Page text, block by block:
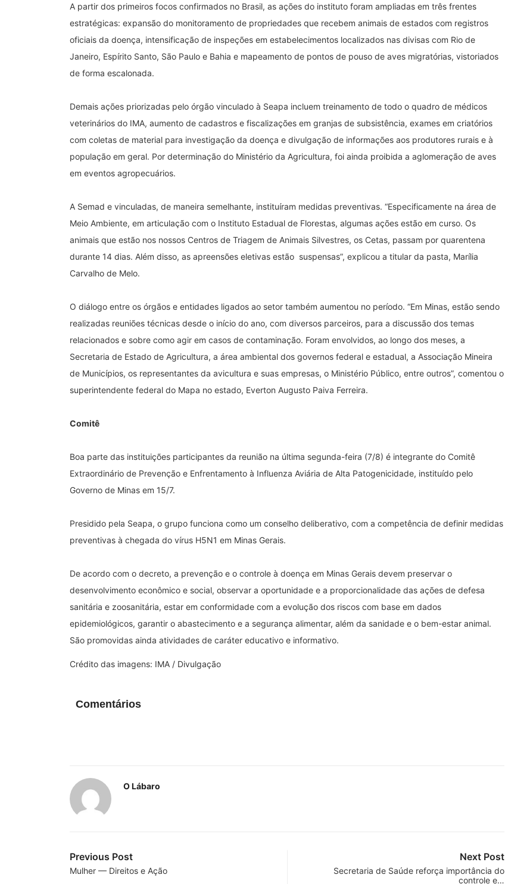
A partir dos primeiros focos confirmados no Brasil, as ações do instituto foram ampliadas em três frentes
estratégicas: expansão do monitoramento de propriedades que recebem animais de estados com registros
oficiais da doença, intensificação de inspeções em estabelecimentos localizados nas divisas com Rio de
Janeiro, Espírito Santo, São Paulo e Bahia e mapeamento de pontos de pouso de aves migratórias, vistoriados
de forma escalonada.
Demais ações priorizadas pelo órgão vinculado à Seapa incluem treinamento de todo o quadro de médicos
veterinários do IMA, aumento de cadastros e fiscalizações em granjas de subsistência, exames em criatórios
com coletas de material para investigação da doença e divulgação de informações aos produtores rurais e à
população em geral. Por determinação do Ministério da Agricultura, foi ainda proibida a aglomeração de aves
em eventos agropecuários.
A Semad e vinculadas, de maneira semelhante, instituíram medidas preventivas. “Especificamente na área de
Meio Ambiente, em articulação com o Instituto Estadual de Florestas, algumas ações estão em curso. Os
animais que estão nos nossos Centros de Triagem de Animais Silvestres, os Cetas, passam por quarentena
durante 14 dias. Além disso, as apreensões eletivas estão suspensas”, explicou a titular da pasta, Marília
Carvalho de Melo.
O diálogo entre os órgãos e entidades ligados ao setor também aumentou no período. “Em Minas, estão sendo
realizadas reuniões técnicas desde o início do ano, com diversos parceiros, para a discussão dos temas
relacionados e sobre como agir em casos de contaminação. Foram envolvidos, ao longo dos meses, a
Secretaria de Estado de Agricultura, a área ambiental dos governos federal e estadual, a Associação Mineira
de Municípios, os representantes da avicultura e suas empresas, o Ministério Público, entre outros”, comentou o
superintendente federal do Mapa no estado, Everton Augusto Paiva Ferreira.
Comitê
Boa parte das instituições participantes da reunião na última segunda-feira (7/8) é integrante do Comitê
Extraordinário de Prevenção e Enfrentamento à Influenza Aviária de Alta Patogenicidade, instituído pelo
Governo de Minas em 15/7.
Presidido pela Seapa, o grupo funciona como um conselho deliberativo, com a competência de definir medidas
preventivas à chegada do vírus H5N1 em Minas Gerais.
De acordo com o decreto, a prevenção e o controle à doença em Minas Gerais devem preservar o
desenvolvimento econômico e social, observar a oportunidade e a proporcionalidade das ações de defesa
sanitária e zoosanitária, estar em conformidade com a evolução dos riscos com base em dados
epidemiológicos, garantir o abastecimento e a segurança alimentar, além da sanidade e o bem-estar animal.
São promovidas ainda atividades de caráter educativo e informativo.
Crédito das imagens: IMA / Divulgação
Comentários
O Lábaro
Previous Post
Mulher — Direitos e Ação
Next Post
Secretaria de Saúde reforça importância do
controle e…